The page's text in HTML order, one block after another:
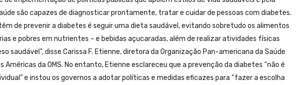
são capazes de diagnosticar prontamente, tratar e cuidar de pessoas com diabetes.
de prevenir a diabetes é seguir uma dieta saudável, evitando sobretudo os alimentos
e pobres em nutrientes – e bebidas açucaradas, além de realizar atividades físicas
saudável”, disse Carissa F. Etienne, diretora da Organização Pan-americana da Saúde
Américas da OMS. No entanto, Etienne esclareceu que a prevenção da diabetes “não é
e instou os governos a adotar políticas e medidas eficazes para “fazer a escolha